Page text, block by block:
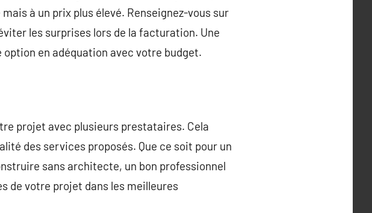
à un prix plus élevé. Renseignez-vous sur
les surprises lors de la facturation. Une
en adéquation avec votre budget.
projet avec plusieurs prestataires. Cela
des services proposés. Que ce soit pour un
sans architecte, un bon professionnel
de votre projet dans les meilleures